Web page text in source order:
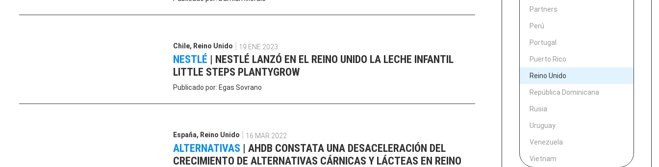
Chile, Reino Unido 19 ENE 2023
NESTLÉ
NESTLÉ LANZÓ EN EL REINO UNIDO LA LECHE INFANTIL
LITTLE STEPS PLANTYGROW
Publicado por: Egas Sovrano
España, Reino Unido 16 MAR 2022
ALTERNATIVAS
AHDB CONSTATA UNA DESACELERACIÓN DEL
CRECIMIENTO DE ALTERNATIVAS CÁRNICAS Y LÁCTEAS EN REINO
Partners
Perú
Portugal
Puerto Rico
Reino Unido
República Dominicana
Rusia
Uruguay
Venezuela
Vietnam